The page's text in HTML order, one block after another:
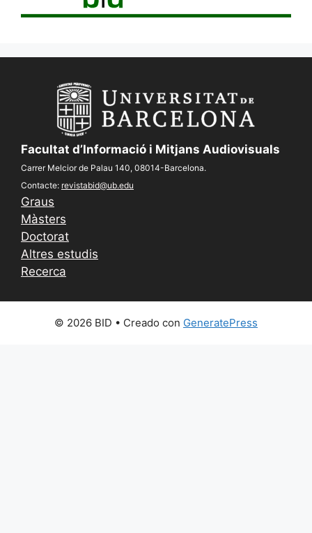
Facultat d’Informació i Mitjans Audiovisuals
Carrer Melcior de Palau 140, 08014-Barcelona.
Contacte: revistabid@ub.edu
Graus
Màsters
Doctorat
Altres estudis
Recerca
© 2026 BID • Creado con GeneratePress